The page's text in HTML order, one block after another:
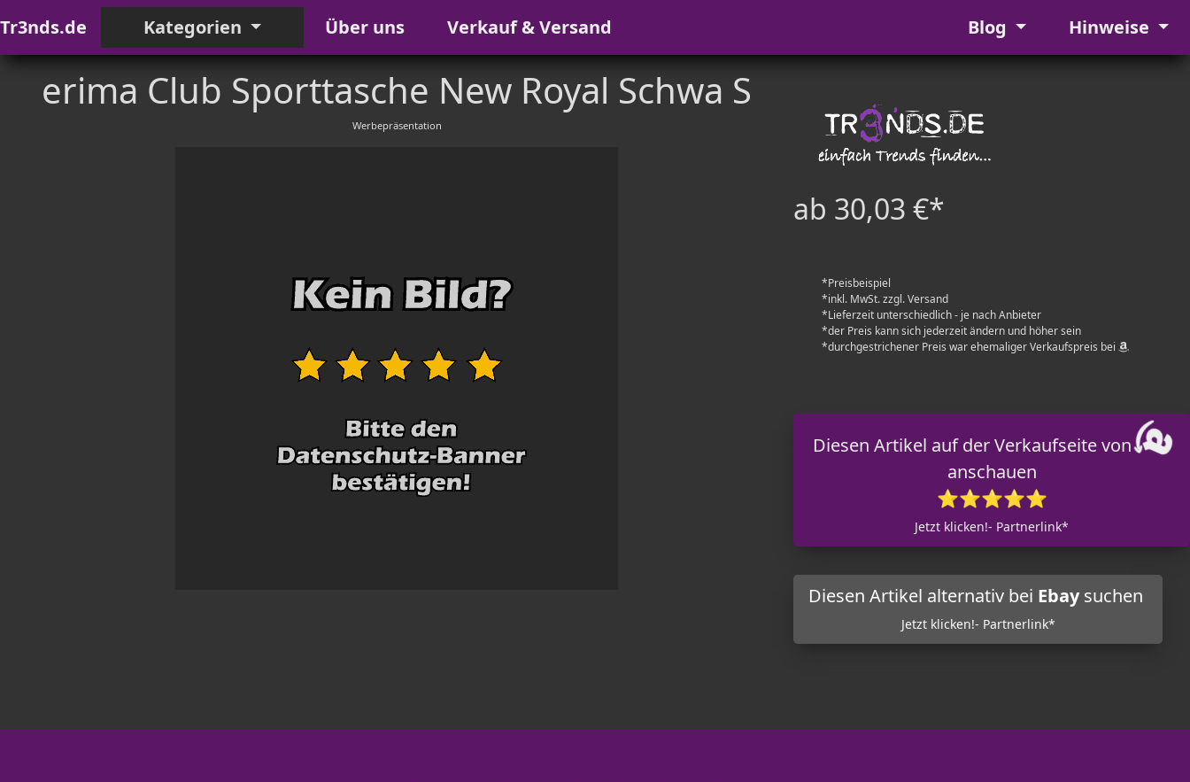
Tr3nds.de Kategorien Über uns Verkauf & Versand Blog Hinweise
erima Club Sporttasche New Royal Schwa S
Werbepräsentation
ab 30,03 €*
*Preisbeispiel
*inkl. MwSt. zzgl. Versand
*Lieferzeit unterschiedlich - je nach Anbieter
*der Preis kann sich jederzeit ändern und höher sein
*durchgestrichener Preis war ehemaliger Verkaufspreis bei
Diesen Artikel auf der Verkaufseite von
anschauen
⭐⭐⭐⭐⭐
Jetzt klicken!- Partnerlink*
Diesen Artikel alternativ bei Ebaysuchen
Jetzt klicken!- Partnerlink*